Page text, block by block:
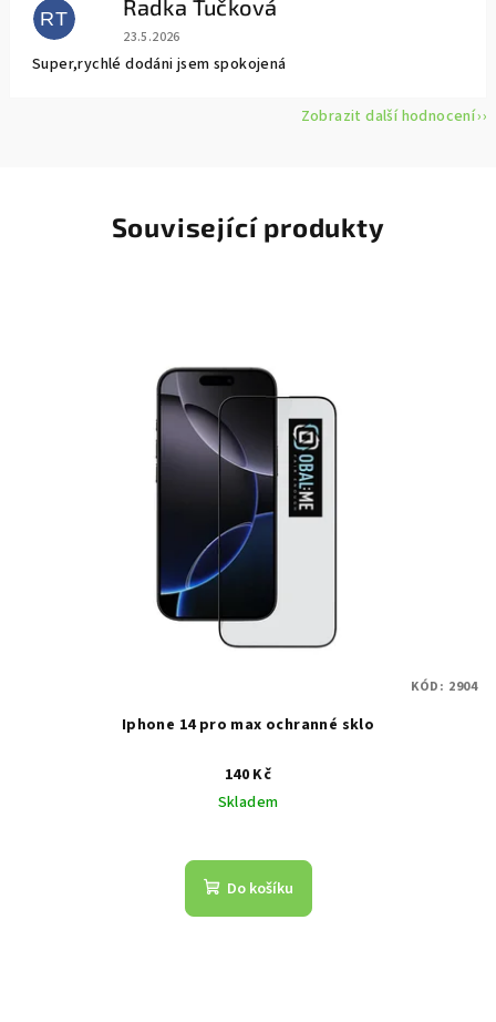
RT Radka Tučková
Hodnocení obchodu je 5 z 5 hvězdiček.
23.5.2026
Super,rychlé dodáni jsem spokojená
Zobrazit další hodnocení
Související produkty
Iphone 14 pro max ochranné sklo
140 Kč
Skladem
Do košíku
KÓD: 2904